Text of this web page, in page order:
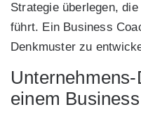
Strategie überlegen,
führt. Ein Business
Denkmuster zu
einem